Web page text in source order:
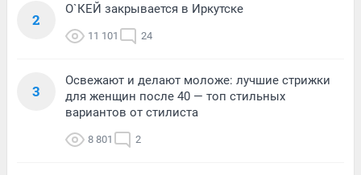
2
О`КЕЙ закрывается в Иркутске
11 101 24
3
Освежают и делают моложе: лучшие стрижки
для женщин после 40 — топ стильных
вариантов от стилиста
8 801 2